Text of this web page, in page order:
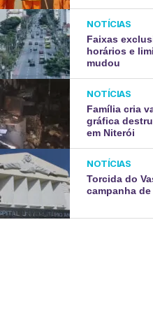
NOTÍCIAS
Faixas
horários e
mudou
NOTÍCIAS
Família cria
gráfica
em Niterói
NOTÍCIAS
Torcida do
campanha